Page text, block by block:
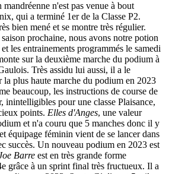
n'est pas venue à bout
qui a terminé 1er de la Classe P2.
bien mené et se montre très régulier.
prochaine, nous avons notre potion
les entrainements programmés le samedi
sur la deuxième marche du podium à
Très assidu lui aussi, il a le
plus haute marche du podium en 2023
beaucoup, les instructions de course de
inintelligibles pour une classe Plaisance,
points. Elles d'Anges, une valeur
et n'a couru que 5 manches donc il y
équipage féminin vient de se lancer dans
succès. Un nouveau podium en 2023 est
Barre est en très grande forme
grâce à un sprint final très fructueux. Il a